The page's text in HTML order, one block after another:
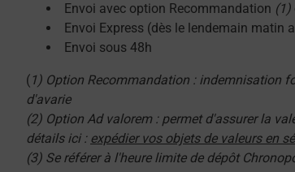
Envoi avec option Recommandation (1)
Envoi Express (dès le lendemain matin
Envoi sous 48h
( 1) Option Recommandation : indemnisation
d'avarie
(2) Option Ad valorem : permet d'assurer la
détails ici : expédier vos objets de valeurs en
(3) Se référer à l'heure limite de dépôt